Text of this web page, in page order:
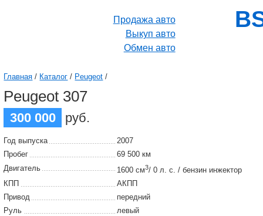
Продажа авто
Выкуп авто
Обмен авто
Главная / Каталог / Peugeot /
Peugeot 307
300 000 руб.
Год выпуска
2007
Пробег
69 500 км
Двигатель
1600 см3/ 0 л. с. / бензин инжектор
КПП
АКПП
Привод
передний
Руль
левый